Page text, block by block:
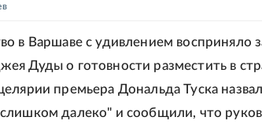
в Варшаве с удивлением восприняло
Дуды о готовности разместить в
премьера Дональда Туска
далеко" и сообщили, что